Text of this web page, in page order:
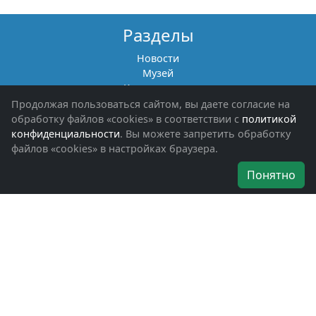
Разделы
Новости
Музей
Книги памяти
Фотоальбомы
Обращения граждан
Помощь участникам СВО и их семьям
Об организации
Наши награды
Продолжая пользоваться сайтом, вы даете согласие на
обработку файлов «cookies» в соответствии с политикой
конфиденциальности. Вы можете запретить обработку
файлов «cookies» в настройках браузера.
Понятно